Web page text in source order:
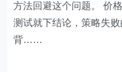
方法回避这个问题。 价
测试就下结论，策略失
背……